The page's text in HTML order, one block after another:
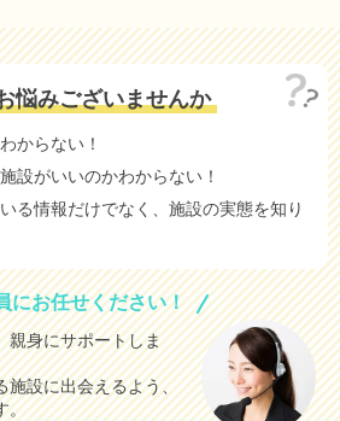
データなし
データなし
データなし
データなし
データなし
データなし
データなし
悩みございませんか
からない！
設がいいのかわからない！
る情報だけでなく、施設の実態を知り
にお任せください！
親身にサポートしま
施設に出会えるよう、
。